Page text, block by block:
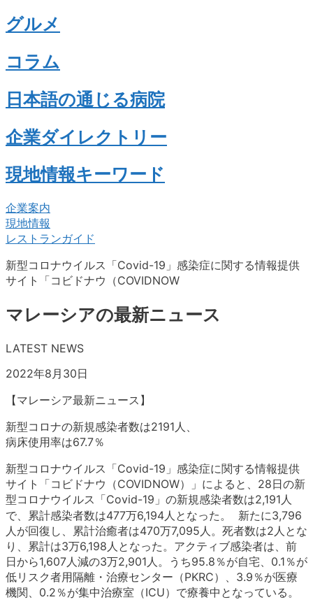
グルメ
コラム
日本語の通じる病院
企業ダイレクトリー
現地情報キーワード
企業案内
現地情報
レストランガイド
新型コロナウイルス「Covid-19」感染症に関する情報提供
サイト「コビドナウ（COVIDNOW
マレーシアの最新ニュース
LATEST NEWS
2022年8月30日
【マレーシア最新ニュース】
新型コロナの新規感染者数は2191人、
病床使用率は67.7％
新型コロナウイルス「Covid-19」感染症に関する情報提供
サイト「コビドナウ（COVIDNOW）」によると、28日の新
型コロナウイルス「Covid-19」の新規感染者数は2,191人
で、累計感染者数は477万6,194人となった。 新たに3,796
人が回復し、累計治癒者は470万7,095人。死者数は2人とな
り、累計は3万6,198人となった。アクティブ感染者は、前
日から1,607人減の3万2,901人。うち95.8％が自宅、0.1％が
低リスク者用隔離・治療センター（PKRC）、3.9％が医療
機関、0.2％が集中治療室（ICU）で療養中となっている。